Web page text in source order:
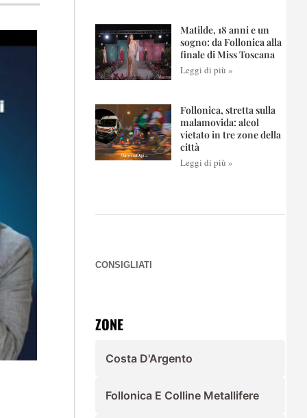
Matilde, 18 anni e un
sogno: da Follonica alla
finale di Miss Toscana
Leggi di più »
Follonica, stretta sulla
malamovida: alcol
vietato in tre zone della
città
Leggi di più »
CONSIGLIATI
ZONE
Costa D'Argento
Follonica E Colline Metallifere